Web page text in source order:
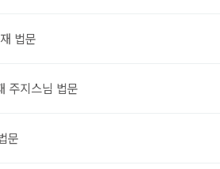
법문
주지스님 법문
문